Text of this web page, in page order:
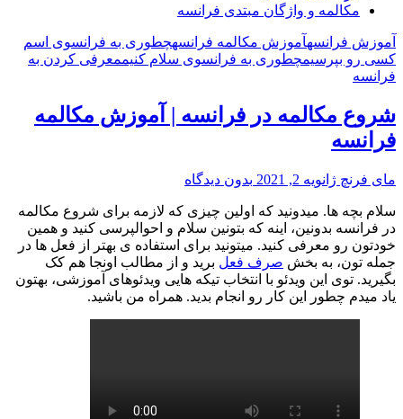
مکالمه و واژگان مبتدی فرانسه
آموزش فرانسهآموزش مکالمه فرانسهچطوری به فرانسوی اسم
کسی رو بپرسیمچطوری به فرانسوی سلام کنیممعرفی کردن به
فرانسه
شروع مکالمه در فرانسه | آموزش مکالمه
فرانسه
مای فرنچ ژانویه 2, 2021 بدون دیدگاه
سلام بچه ها. میدونید که اولین چیزی که لازمه برای شروع مکالمه
در فرانسه بدونین، اینه که بتونین سلام و احوالپرسی کنید و همین
خودتون رو معرفی کنید. میتونید برای استفاده ی بهتر از فعل ها در
جمله تون، به بخش صرف فعل برید و از مطالب اونجا هم کک
بگیرید. توی این ویدئو با انتخاب تیکه هایی ویدئوهای آموزشی، بهتون
یاد میدم چطور این کار رو انجام بدید. همراه من باشید.